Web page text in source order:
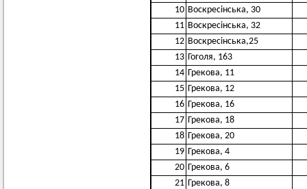
10 Воскресінська, 30
11 Воскресінська, 32
12 Воскресінська,25
13 Гоголя, 163
14 Грекова, 11
15 Грекова, 12
16 Грекова, 16
17 Грекова, 18
18 Грекова, 20
19 Грекова, 4
20 Грекова, 6
21 Грекова, 8